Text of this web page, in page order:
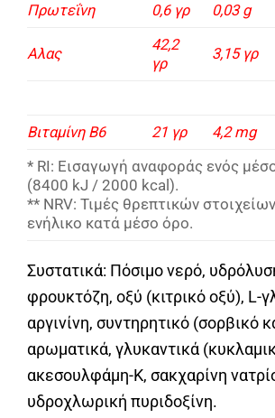
Πρωτεΐνη 0,6 γρ 0,03 g
Αλας
42,2
γρ
3,15 γρ
Βιταμίνη Β6
21 γρ 4,2 mg
* RI: Εισαγωγή αναφοράς ενός
(8400 kJ / 2000 kcal).
** NRV: Τιμές θρεπτικών
ενήλικο κατά μέσο όρο.
Συστατικά: Πόσιμο νερό,
φρουκτόζη, οξύ (κιτρικό οξύ), L-
αργινίνη, συντηρητικό (σορβικό
αρωματικά, γλυκαντικά
ακεσουλφάμη-Κ, σακχαρίνη
υδροχλωρική πυριδοξίνη.